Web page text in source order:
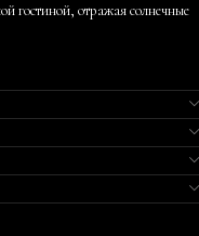
гостиной, отражая солнечные